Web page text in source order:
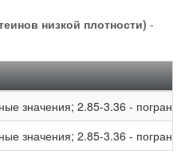
низкой плотности) -
значения; 2.85-3.36 -
значения; 2.85-3.36 -